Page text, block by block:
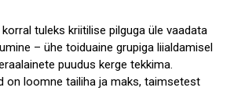
tuleks kriitilise pilguga üle vaadata
– ühe toiduaine grupiga liialdamisel
puudus kerge tekkima.
on loomne tailiha ja maks, taimsetest